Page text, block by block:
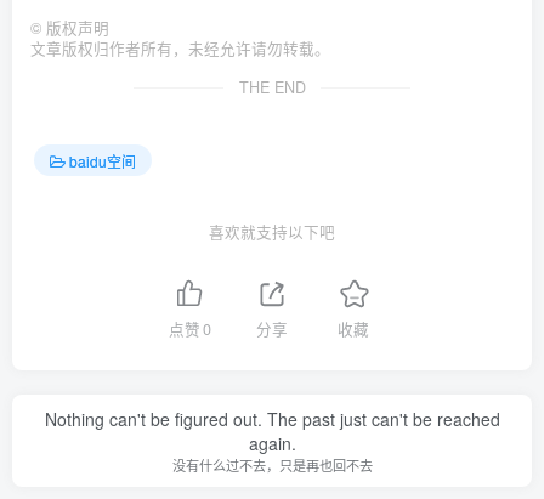
© 版权声明
文章版权归作者所有，未经允许请勿转载。
THE END
baidu空间
喜欢就支持以下吧
点赞0 分享 收藏
Nothing can't be figured out. The past just can't be reached
again.
没有什么过不去，只是再也回不去